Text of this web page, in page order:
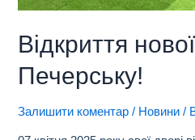
Відкриття
Печерську!
Залишити коментар / Новини /